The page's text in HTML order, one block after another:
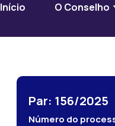
Início O Conselho
Par: 156/2025
Número do